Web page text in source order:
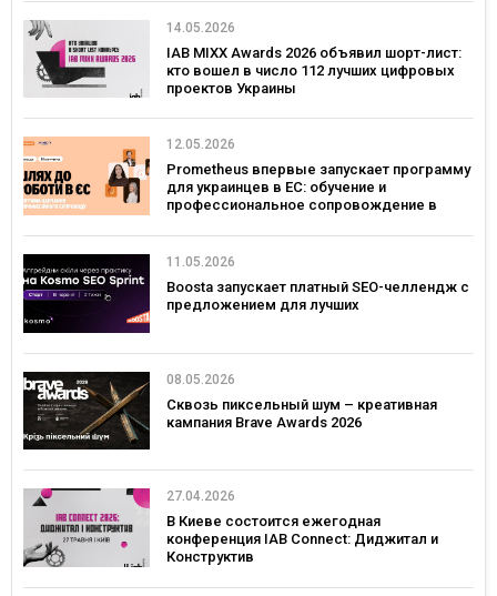
14.05.2026
IAB MIXX Awards 2026 объявил шорт-лист:
кто вошел в число 112 лучших цифровых
проектов Украины
12.05.2026
Prometheus впервые запускает программу
для украинцев в ЕС: обучение и
профессиональное сопровождение в
11.05.2026
Boosta запускает платный SEO-челлендж с
предложением для лучших
08.05.2026
Сквозь пиксельный шум – креативная
кампания Brave Awards 2026
27.04.2026
В Киеве состоится ежегодная
конференция IAB Connect: Диджитал и
Конструктив